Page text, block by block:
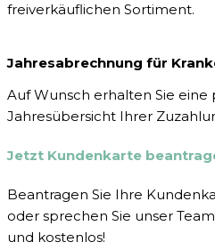
freiverkäuflichen Sortiment.
Jahresabrechnung für
Auf Wunsch erhalten Sie eine
Jahresübersicht Ihrer
Jetzt Kundenkarte
Beantragen Sie Ihre
oder sprechen Sie unser
und kostenlos!